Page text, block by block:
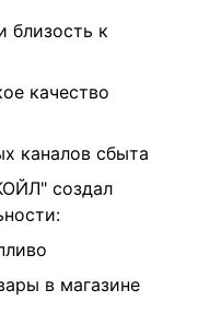
близость к
качество
каналов сбыта
создал
в магазине